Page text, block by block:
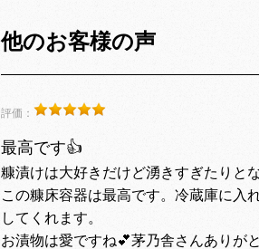
他のお客様の声
評価：
最高です👍
糠漬けは大好きだけど湧きすぎたりと
この糠床容器は最高です。冷蔵庫に入
してくれます。
お漬物は愛ですね💕茅乃舎さんありが